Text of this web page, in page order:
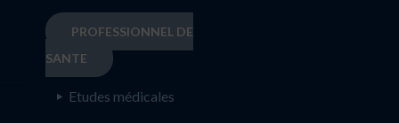
PROFESSIONNEL DE
SANTE
Etudes médicales